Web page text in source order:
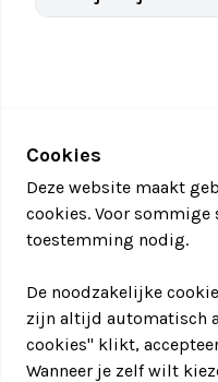
Cookies
Deze website maakt
cookies. Voor sommige
toestemming nodig.
De noodzakelijke
zijn altijd automatisch
cookies" klikt,
Wanneer je zelf wilt